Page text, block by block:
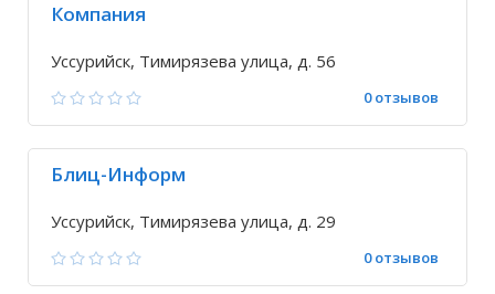
Компания
Уссурийск, Тимирязева улица, д. 56
0 отзывов
Блиц-Информ
Уссурийск, Тимирязева улица, д. 29
0 отзывов